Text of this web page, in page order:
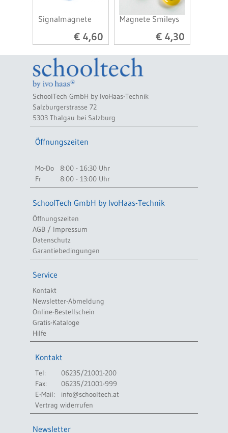
Signalmagnete
€ 4,60
Magnete Smileys
€ 4,30
SchoolTech GmbH by IvoHaas-Technik
Salzburgerstrasse 72
5303 Thalgau bei Salzburg
Öffnungszeiten
Mo-Do
8:00 - 16:30 Uhr
Fr
8:00 - 13:00 Uhr
SchoolTech GmbH by IvoHaas-Technik
Öffnungszeiten
AGB / Impressum
Datenschutz
Garantiebedingungen
Service
Kontakt
Newsletter-Abmeldung
Online-Bestellschein
Gratis-Kataloge
Hilfe
Kontakt
Tel:
06235/21001-200
Fax:
06235/21001-999
E-Mail:
info@schooltech.at
Vertrag widerrufen
Newsletter